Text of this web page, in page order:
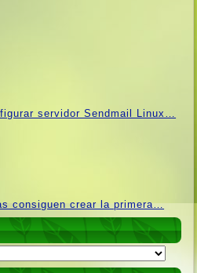
servidor Sendmail Linux…
consiguen crear la primera…